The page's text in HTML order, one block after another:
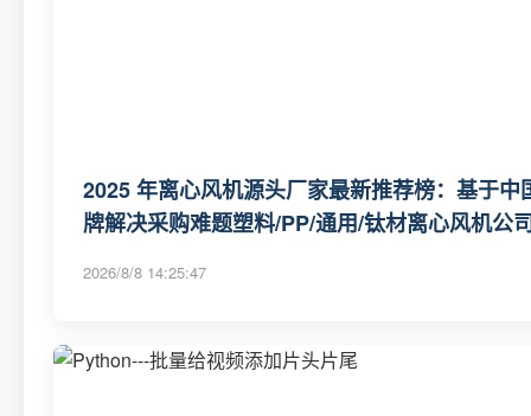
2025 年离心风机源头厂家最新推荐榜：基于
牌解决采购难题塑料/PP/通用/钛材离心风机公
2026/8/8 14:25:47